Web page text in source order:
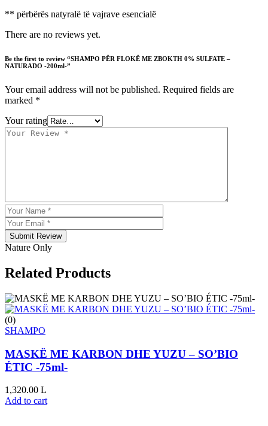
** përbërës natyralë të vajrave esencialë
There are no reviews yet.
Be the first to review “SHAMPO PËR FLOKË ME ZBOKTH 0% SULFATE –
NATURADO -200ml-”
Your email address will not be published. Required fields are
marked *
Your rating
Submit Review
Nature Only
Related Products
(0)
SHAMPO
MASKË ME KARBON DHE YUZU – SO’BIO
ÉTIC -75ml-
1,320.00 L
Add to cart